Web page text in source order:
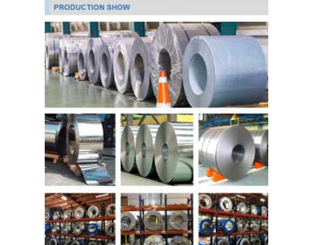
Контроль качества
Свяжитесь с нами
Новости
холоднопрокатный лист нержавеющей стали
Холоднопрокатная катушка нержавеющей стали
горячекатаный лист нержавеющей стали
Горячекатаная катушка нержавеющей стали